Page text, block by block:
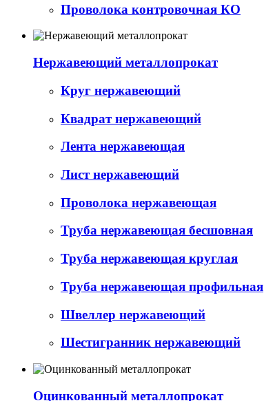
Проволока контровочная КО
Нержавеющий металлопрокат
Круг нержавеющий
Квадрат нержавеющий
Лента нержавеющая
Лист нержавеющий
Проволока нержавеющая
Труба нержавеющая бесшовная
Труба нержавеющая круглая
Труба нержавеющая профильная
Швеллер нержавеющий
Шестигранник нержавеющий
Оцинкованный металлопрокат